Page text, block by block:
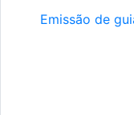
Emissão de